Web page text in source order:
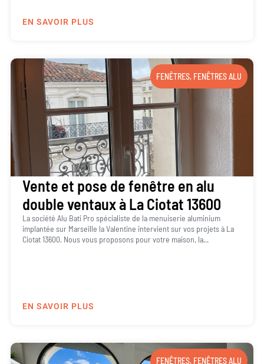
EN SAVOIR PLUS
FENÊTRES, FENÊTRES ALU
Vente et pose de fenêtre en alu
double ventaux à La Ciotat 13600
La société Alu Bati Pro spécialiste de la menuiserie aluminium
implantée sur Marseille la Valentine intervient sur vos projets à La
Ciotat 13600. Nous vous proposons pour votre maison, la...
EN SAVOIR PLUS
FENÊTRES, FENÊTRES ALU